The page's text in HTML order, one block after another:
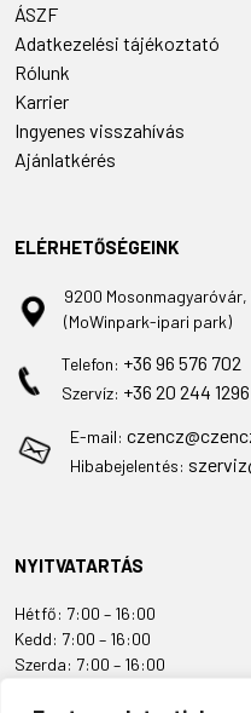
ÁSZF
Adatkezelési tájékoztató
Rólunk
Karrier
Ingyenes visszahívás
Ajánlatkérés
ELÉRHETŐSÉGEINK
9200 Mosonmagyaróvár,
(MoWinpark-ipari park)
Telefon: +36 96 576 702
Szervíz: +36 20 244 1296
E-mail:
Hibabejelentés:
NYITVATARTÁS
Hétfő: 7:00 – 16:00
Kedd: 7:00 – 16:00
Szerda: 7:00 – 16:00